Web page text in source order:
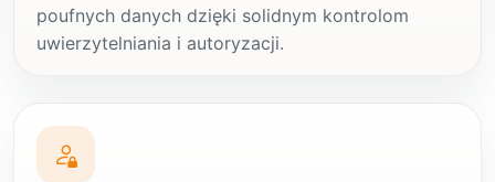
poufnych danych dzięki solidnym kontrolom
uwierzytelniania i autoryzacji.